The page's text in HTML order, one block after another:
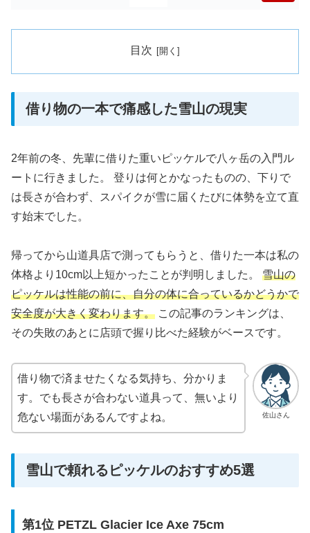
目次
借り物の一本で痛感した雪山の現実
2年前の冬、先輩に借りた重いピッケルで八ヶ岳の入門ル
ートに行きました。 登りは何とかなったものの、下りで
は長さが合わず、スパイクが雪に届くたびに体勢を立て直
す始末でした。
帰ってから山道具店で測ってもらうと、借りた一本は私の
体格より10cm以上短かったことが判明しました。 雪山の
ピッケルは性能の前に、自分の体に合っているかどうかで
安全度が大きく変わります。 この記事のランキングは、
その失敗のあとに店頭で握り比べた経験がベースです。
佐山さん
借り物で済ませたくなる気持ち、分かりま
す。でも長さが合わない道具って、無いより
危ない場面があるんですよね。
雪山で頼れるピッケルのおすすめ5選
第1位 PETZL Glacier Ice Axe 75cm